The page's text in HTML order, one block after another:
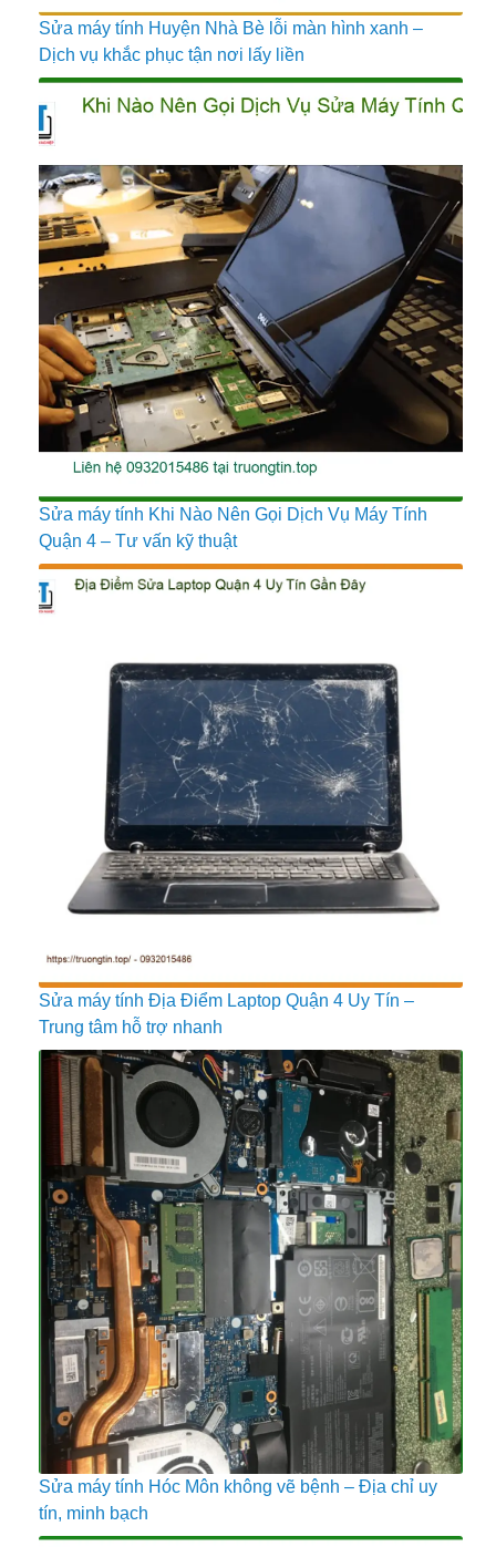
Sửa máy tính Huyện Nhà Bè lỗi màn hình xanh –
Dịch vụ khắc phục tận nơi lấy liền
Sửa máy tính Khi Nào Nên Gọi Dịch Vụ Máy Tính
Quận 4 – Tư vấn kỹ thuật
Sửa máy tính Địa Điểm Laptop Quận 4 Uy Tín –
Trung tâm hỗ trợ nhanh
Sửa máy tính Hóc Môn không vẽ bệnh – Địa chỉ uy
tín, minh bạch